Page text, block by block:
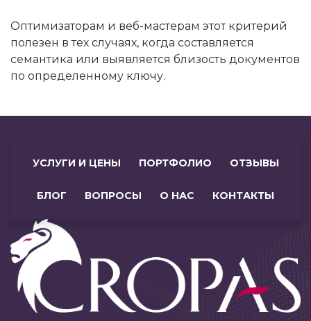
Оптимизаторам и веб-мастерам этот критерий
полезен в тех случаях, когда составляется
семантика или выявляется близость документов
по определенному ключу.
УСЛУГИ И ЦЕНЫ ПОРТФОЛИО ОТЗЫВЫ
БЛОГ ВОПРОСЫ О НАС КОНТАКТЫ